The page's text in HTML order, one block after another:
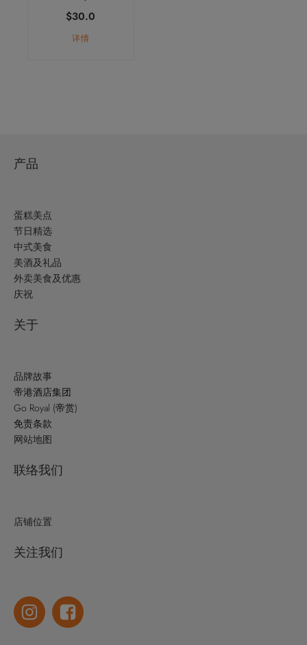
$30.0
详情
产品
蛋糕美点
节日精选
中式美食
美酒及礼品
外卖美食及优惠
庆祝
关于
品牌故事
帝港酒店集团
Go Royal (帝赏)
免责条款
网站地图
联络我们
店铺位置
关注我们